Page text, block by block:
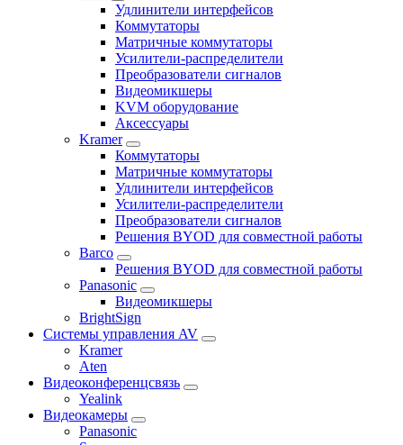
Удлинители интерфейсов
Коммутаторы
Матричные коммутаторы
Усилители-распределители
Преобразователи сигналов
Видеомикшеры
KVM оборудование
Аксессуары
Kramer
Коммутаторы
Матричные коммутаторы
Удлинители интерфейсов
Усилители-распределители
Преобразователи сигналов
Решения BYOD для совместной работы
Barco
Решения BYOD для совместной работы
Panasonic
Видеомикшеры
BrightSign
Системы управления AV
Kramer
Aten
Видеоконференцсвязь
Yealink
Видеокамеры
Panasonic